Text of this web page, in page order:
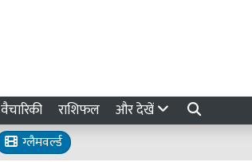
वैचारिकी राशिफल और देखें
ग्लैमवर्ल्ड